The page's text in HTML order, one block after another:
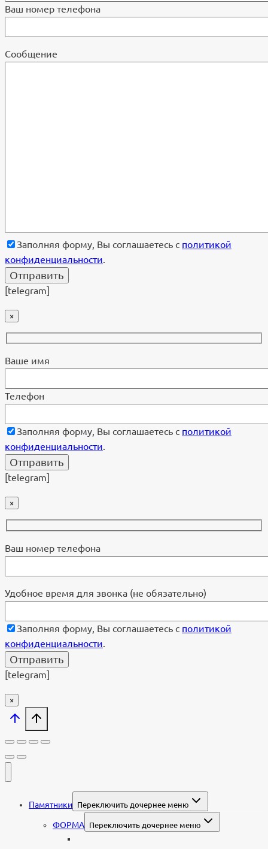
Ваш номер телефона
Cообщение
Заполняя форму, Вы соглашаетесь с политикой
конфиденциальности.
[telegram]
×
Ваше имя
Телефон
Заполняя форму, Вы соглашаетесь с политикой
конфиденциальности.
[telegram]
×
Ваш номер телефона
Удобное время для звонка (не обязательно)
Заполняя форму, Вы соглашаетесь с политикой
конфиденциальности.
[telegram]
×
Памятники Переключить дочернее меню
ФОРМА Переключить дочернее меню